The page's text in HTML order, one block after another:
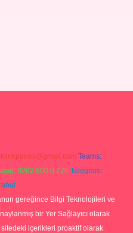
Teams:
0262 606 0 726 Telegram:
gereğince Bilgi Teknolojileri ve
bir Yer Sağlayıcı olarak
içerikleri proaktif olarak